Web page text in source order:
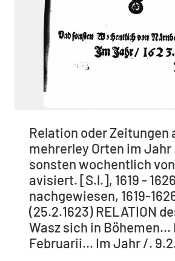
Relation oder Zeitungen
mehrerley Orten im Jahr
sonsten wochentlich
avisiert. [S.l.], 1619 - 1626
nachgewiesen, 1619-
(25.2.1623) RELATION
Wasz sich in Böhemen...
Februarii... Im Jahr /.